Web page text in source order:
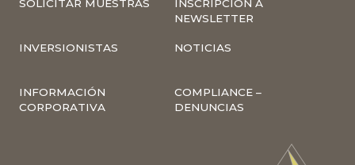
SOLICITAR MUESTRAS
INSCRIPCIÓN A
NEWSLETTER
INVERSIONISTAS NOTICIAS
INFORMACIÓN
CORPORATIVA
COMPLIANCE –
DENUNCIAS